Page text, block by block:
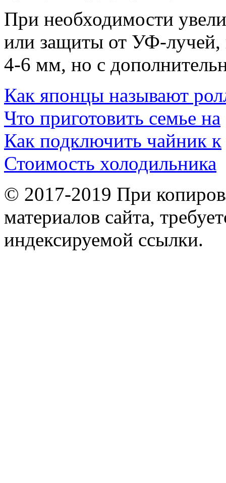
При необходимости
или защиты от УФ-лучей,
4-6 мм, но с
Как японцы называют
Что приготовить семье на
Как подключить чайник к
Стоимость холодильника
© 2017-2019 При
материалов сайта,
индексируемой ссылки.